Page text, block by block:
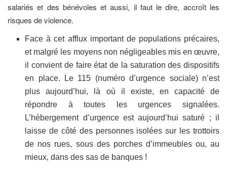
salariés et des bénévoles et aussi, il faut le dire, accroît les
risques de violence.
Face à cet afflux important de populations précaires,
et malgré les moyens non négligeables mis en œuvre,
il convient de faire état de la saturation des dispositifs
en place. Le 115 (numéro d’urgence sociale) n’est
plus aujourd’hui, là où il existe, en capacité de
répondre à toutes les urgences signalées.
L’hébergement d’urgence est aujourd’hui saturé ; il
laisse de côté des personnes isolées sur les trottoirs
de nos rues, sous des porches d’immeubles ou, au
mieux, dans des sas de banques !